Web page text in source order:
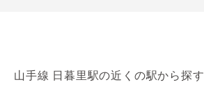
山手線 日暮里駅の近くの駅から探す